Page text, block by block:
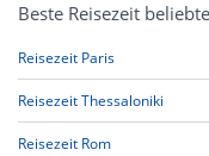
Beste Reisezeit
Reisezeit Paris
Reisezeit Thessaloniki
Reisezeit Rom